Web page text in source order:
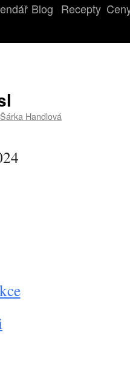
Blog Recepty
Šárka Handlová